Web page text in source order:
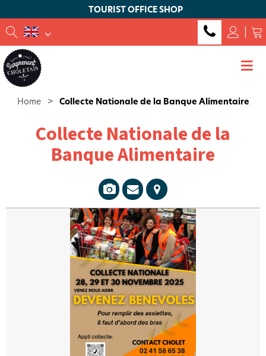
TOURIST OFFICE SHOP
Home > Collecte Nationale de la Banque Alimentaire
Collecte Nationale de la
Banque Alimentaire